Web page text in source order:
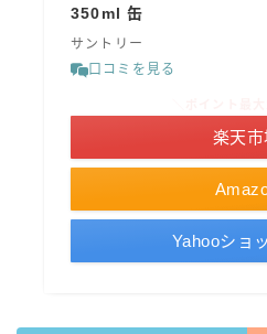
極上フルーツサワー
すみか
タンチュー
コカ・コーラ
檸檬堂
350ml 缶
サントリー
口コミを見る
楽天市
Yahooショ